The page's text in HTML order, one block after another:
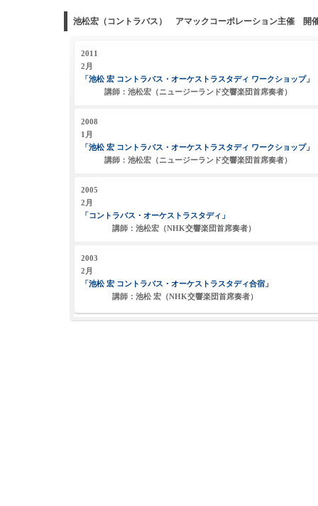
池松宏（コントラバス） アマックコーポレーション主催 開
2011
2月
「池松 宏 コントラバス・オーケストラスタディ ワークショップ」
講師：池松宏（ニュージーランド交響楽団首席奏者）
2008
1月
「池松 宏 コントラバス・オーケストラスタディ ワークショップ」
講師：池松宏（ニュージーランド交響楽団首席奏者）
2005
2月
「コントラバス・オーケストラスタディ」
講師：池松宏（NHK交響楽団首席奏者）
2003
2月
「池松 宏 コントラバス・オーケストラスタディ合宿」
講師：池松 宏（NHK交響楽団首席奏者）